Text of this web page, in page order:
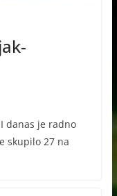
danas je radno
skupilo 27 na